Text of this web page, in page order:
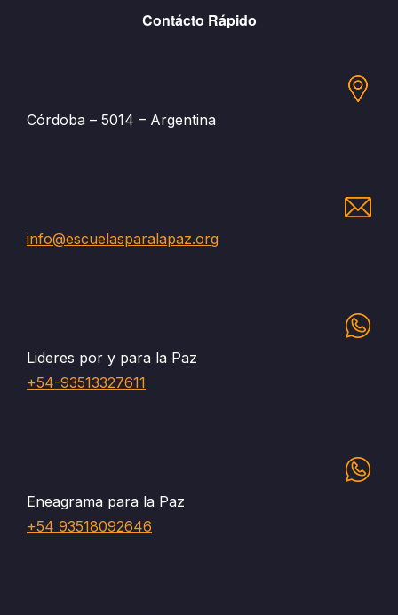
Contácto Rápido
Córdoba – 5014 – Argentina
info@escuelasparalapaz.org
Lideres por y para la Paz
+54-93513327611
Eneagrama para la Paz
+54 93518092646